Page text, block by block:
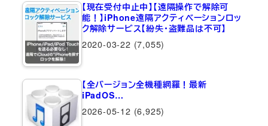
【現在受付中止中】【遠隔操作で解除可
能！】iPhone遠隔アクティベーションロッ
ク解除サービス【紛失・盗難品は不可】
2020-03-22 (7,055)
【全バージョン全機種網羅！最新
iPadOS…
2026-05-12 (6,925)